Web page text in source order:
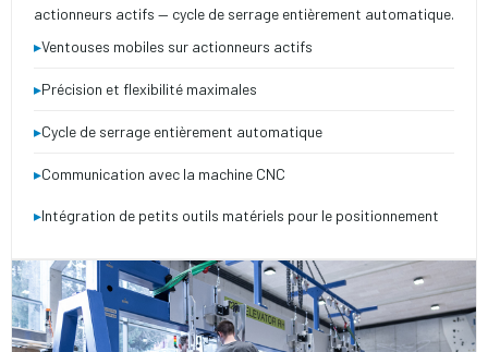
actionneurs actifs — cycle de serrage entièrement automatique.
▸Ventouses mobiles sur actionneurs actifs
▸Précision et flexibilité maximales
▸Cycle de serrage entièrement automatique
▸Communication avec la machine CNC
▸Intégration de petits outils matériels pour le positionnement